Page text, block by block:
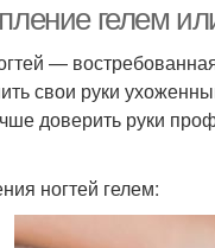
гелем
—
свои руки
доверить руки
ногтей гелем: